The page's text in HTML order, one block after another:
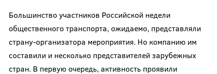
Большинство участников Российской недели
общественного транспорта, ожидаемо, представляли
страну-организатора мероприятия. Но компанию им
составили и несколько представителей зарубежных
стран. В первую очередь, активность проявили